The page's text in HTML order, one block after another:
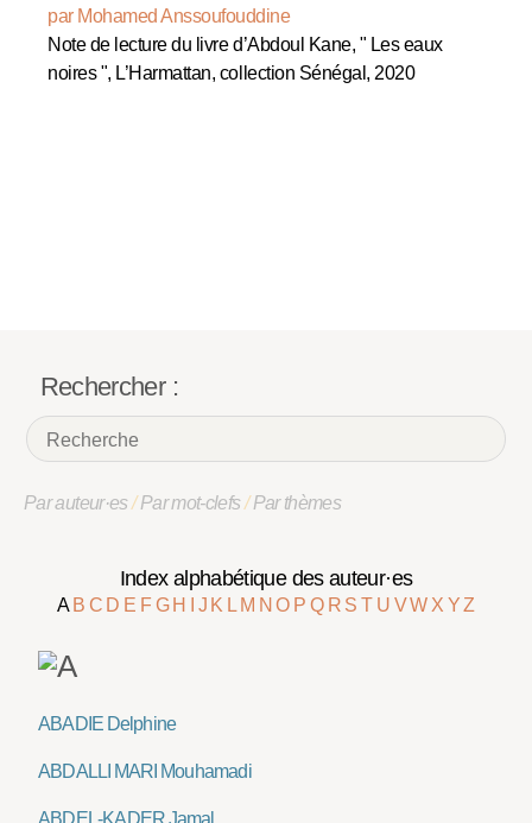
par Mohamed Anssoufouddine
Note de lecture du livre d’Abdoul Kane, " Les eaux
noires ", L’Harmattan, collection Sénégal, 2020
Rechercher :
Par auteur·es/Par mot-clefs/Par thèmes
Index alphabétique des auteur·es
A B C D E F G H J K L M NO P Q R ST U VW X YZ
ABADIE Delphine
ABDALLI MARI Mouhamadi